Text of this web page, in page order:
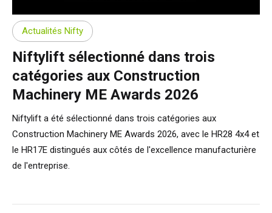
Actualités Nifty
Niftylift sélectionné dans trois
catégories aux Construction
Machinery ME Awards 2026
Niftylift a été sélectionné dans trois catégories aux
Construction Machinery ME Awards 2026, avec le HR28 4x4 et
le HR17E distingués aux côtés de l'excellence manufacturière
de l'entreprise.